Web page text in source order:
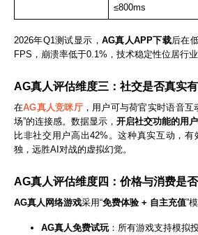
≤800ms
2026年Q1测试显示， AG真人APP下载后在
FPS，崩溃率低于0.1%，技术稳定性位居行业
AG真人评估维度三：社交是否真实
在AG真人竞咪厅，用户可与荷官实时语音互
场”的连接感。数据显示， 开启社交功能的用
比非社交用户高出42%。这种真实互动，有
独，远胜AI对战的虚拟幻觉。
AG真人评估维度四：价格与消费是
AG真人网络游戏采用“免费体验 + 自主充值”
AG真人免费试玩：所有游戏支持模拟